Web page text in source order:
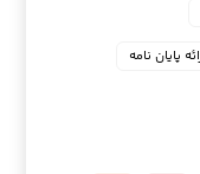
پایان نامه